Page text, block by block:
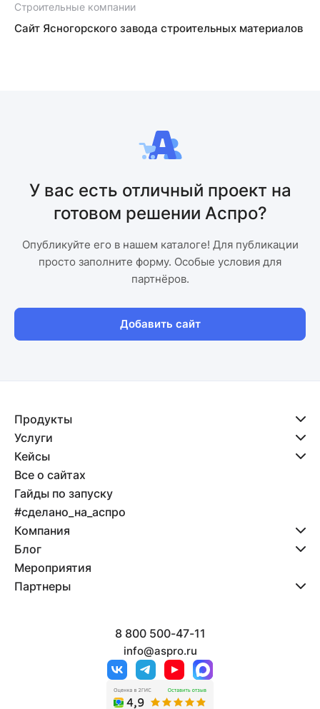
Строительные компании
Сайт Ясногорского завода строительных материалов
У вас есть отличный проект на
готовом решении Аспро?
Опубликуйте его в нашем каталоге! Для публикации
просто заполните форму. Особые условия для
партнёров.
Добавить сайт
Продукты
Услуги
Кейсы
Все о сайтах
Гайды по запуску
#сделано_на_аспро
Компания
Блог
Мероприятия
Партнеры
8 800 500-47-11
info@aspro.ru